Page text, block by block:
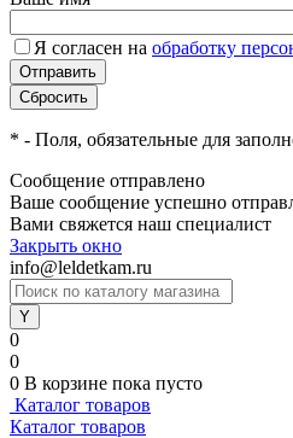
Я согласен на обработку
* - Поля, обязательные для
Сообщение отправлено
Ваше сообщение успешно
Вами свяжется наш специалист
Закрыть окно
info@leldetkam.ru
0
0
0 В корзине пока пусто
Каталог товаров
Каталог товаров